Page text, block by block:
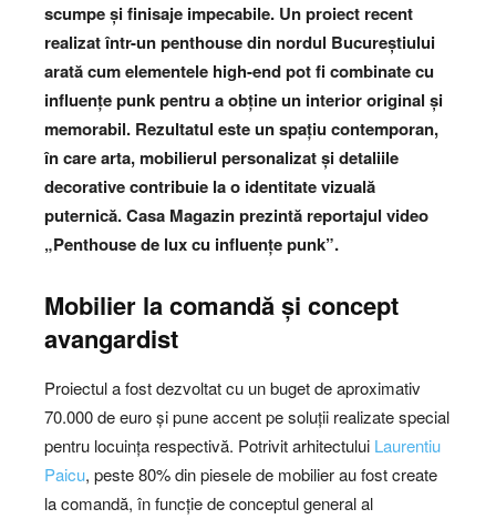
scumpe și finisaje impecabile. Un proiect recent
realizat într-un penthouse din nordul Bucureștiului
arată cum elementele high-end pot fi combinate cu
influențe punk pentru a obține un interior original și
memorabil. Rezultatul este un spațiu contemporan,
în care arta, mobilierul personalizat și detaliile
decorative contribuie la o identitate vizuală
puternică.Casa Magazin prezintă reportajul video
„Penthouse de lux cu influențe punk”.
Mobilier la comandă și concept
avangardist
Proiectul a fost dezvoltat cu un buget de aproximativ
70.000 de euro și pune accent pe soluții realizate special
pentru locuința respectivă. Potrivit arhitectului Laurentiu
Paicu, peste 80% din piesele de mobilier au fost create
la comandă, în funcție de conceptul general al